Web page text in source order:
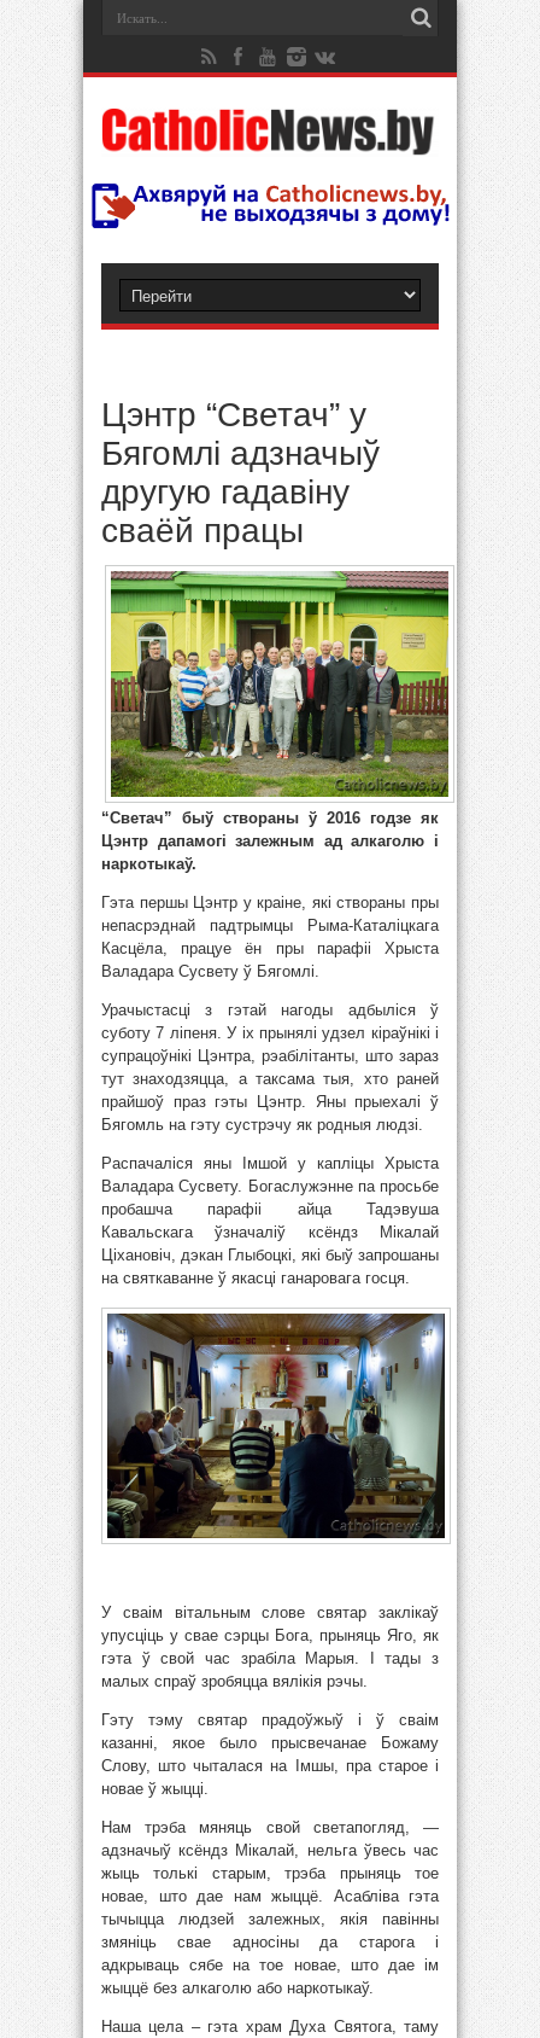
Цэнтр “Светач” у
Бягомлі адзначыў
другую гадавіну
сваёй працы
“Светач” быў створаны ў 2016 годзе як
Цэнтр дапамогі залежным ад алкаголю і
наркотыкаў.
Гэта першы Цэнтр у краіне, які створаны пры
непасрэднай падтрымцы Рыма-Каталіцкага
Касцёла, працуе ён пры парафіі Хрыста
Валадара Сусвету ў Бягомлі.
Урачыстасці з гэтай нагоды адбыліся ў
суботу 7 ліпеня. У іх прынялі удзел кіраўнікі і
супрацоўнікі Цэнтра, рэабілітанты, што зараз
тут знаходзяцца, а таксама тыя, хто раней
прайшоў праз гэты Цэнтр. Яны прыехалі ў
Бягомль на гэту сустрэчу як родныя людзі.
Распачаліся яны Імшой у капліцы Хрыста
Валадара Сусвету. Богаслужэнне па просьбе
пробашча парафіі айца Тадэвуша
Кавальскага ўзначаліў ксёндз Мікалай
Ціхановіч, дэкан Глыбоцкі, які быў запрошаны
на святкаванне ў якасці ганаровага госця.
У сваім вітальным слове святар заклікаў
упусціць у свае сэрцы Бога, прыняць Яго, як
гэта ў свой час зрабіла Марыя. І тады з
малых спраў зробяцца вялікія рэчы.
Гэту тэму святар прадоўжыў і ў сваім
казанні, якое было прысвечанае Божаму
Слову, што чыталася на Імшы, пра старое і
новае ў жыцці.
Нам трэба мяняць свой светапогляд, —
адзначыў ксёндз Мікалай, нельга ўвесь час
жыць толькі старым, трэба прыняць тое
новае, што дае нам жыццё. Асабліва гэта
тычыцца людзей залежных, якія павінны
змяніць свае адносіны да старога і
адкрываць сябе на тое новае, што дае ім
жыццё без алкаголю або наркотыкаў.
Наша цела – гэта храм Духа Святога, таму